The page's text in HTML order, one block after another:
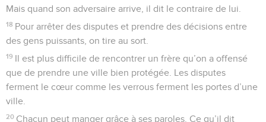
Mais quand son adversaire arrive, il dit le contraire de lui.
18 Pour arrêter des disputes et prendre des décisions entre
des gens puissants, on tire au sort.
19 Il est plus difficile de rencontrer un frère qu’on a offensé
que de prendre une ville bien protégée. Les disputes
ferment le cœur comme les verrous ferment les portes d’une
ville.
20 Chacun peut manger grâce à ses paroles. Ce qu’il dit